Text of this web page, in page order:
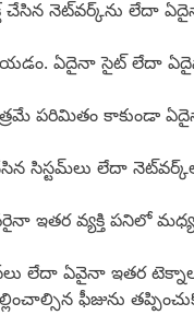
చేసిన నెట్‌వర్క్‌ను
ఏదైనా సైట్ లేదా ఏదైనా
పరిమితం కాకుండా
సిస్టమ్‌లు లేదా
ఇతర వ్యక్తి పనిలో
లేదా ఏవైనా ఇతర
ఫీజును